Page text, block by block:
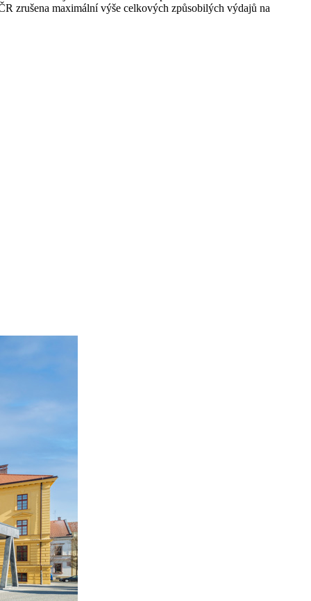
zrušena maximální výše celkových způsobilých výdajů na